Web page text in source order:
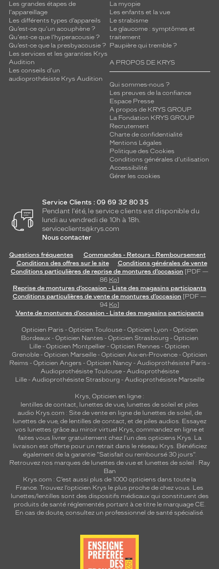
Les grandes étapes de
l'appareillage
Les différents types d’appareils
Qu’est-ce qu'un acouphène ?
Qu'est-ce que l'hyperacousie ?
Qu’est-ce que la presbyacousie ?
Les services et les garanties Krys
Audition
Les conseils d'un
audioprothésiste Krys Audition
La myopie
Les enfants et la vue
Le strabisme
Le glaucome : symptômes et
traitement
Paupière qui tremble ?
A PROPOS DE KRYS
Qui sommes-nous ?
Les preuves de la confiance
Espace Presse
A propos de KRYS GROUP
La Fondation KRYS GROUP
Recrutement
Charte de confidentialité
Mentions Légales
Politique des Cookies
Conditions générales d'utilisation
Accessibilité
Gérer les cookies
Service Clients : 09 69 32 80 35
Pendant l'été, le service clients est disponible du
lundi au vendredi de 10h à 18h.
serviceclients@krys.com
Nous contacter
Questions fréquentes
Commandes - Retours - Remboursement
Conditions des offres sur le site
Conditions générales de vente
Conditions particulières de reprise de montures d’occasion [PDF —
86 Ko]
Reprise de montures d’occasion - Liste des magasins participants
Conditions particulières de vente de montures d’occasion [PDF —
94 Ko]
Vente de montures d’occasion - Liste des magasins participants
Opticien Paris - Opticien Toulouse- Opticien Lyon - Opticien
Bordeaux- Opticien Nantes - Opticien Strasbourg - Opticien
Lille - Opticien Montpellier - Opticien Rennes - Opticien
Grenoble - Opticien Marseille - Opticien Aix-en-Provence - Opticien
Reims - Opticien Angers - Opticien Nancy - Audioprothésiste Paris -
Audioprothésiste Toulouse- Audioprothésiste
Lille- Audioprothésiste Strasbourg - Audioprothésiste Marseille
Krys, Opticien en ligne :
lentilles de contact, lunettes de vue, lunettes de soleil et piles
audio Krys.com : Site de vente en ligne de lunettes de soleil, de
lunettes de vue, de lentilles de contact, et de piles audios. Essayez
vos lunettes grâce au miroir virtuel Krys, commandez en ligne et
faites vous livrer gratuitement chez l'un des opticiens Krys. La
livraison est offerte pour un retrait dans le réseau Krys. Bénéficiez
également de la garantie "Satisfait ou remboursé 30 jours".
Retrouvez nos marques de lunettes de vue et lunettes de soleil : Ray
Ban
Krys.com : C’est aussi plus de 1000 opticiens dans toute la
France. Trouvez l’opticien Krys le plus proche de chez vous. Les
lunettes/lentilles sont des dispositifs médicaux qui constituent des
produits de santé réglementés portant à ce titre le marquage CE.
En cas de doute, consultez un professionnel de santé spécialisé.